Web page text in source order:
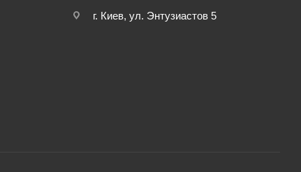
г. Киев, ул. Энтузиастов 5